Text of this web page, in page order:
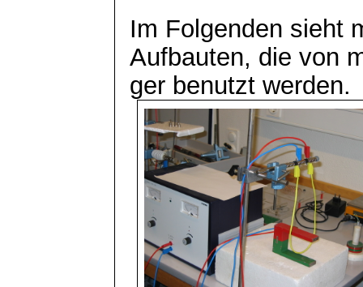
Im Folgenden sieht
Aufbauten, die von
ger benutzt werden.